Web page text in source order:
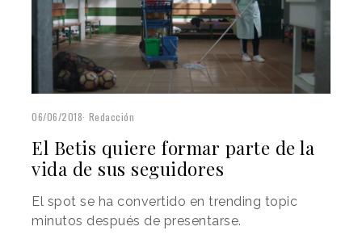
06/06/2018 Redacción
El Betis quiere formar parte de la
vida de sus seguidores
El spot se ha convertido en trending topic
minutos después de presentarse.